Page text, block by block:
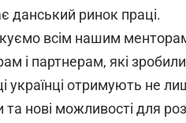
данський ринок праці.
всім нашим
і партнерам, які
українці отримують не
та нові можливості для